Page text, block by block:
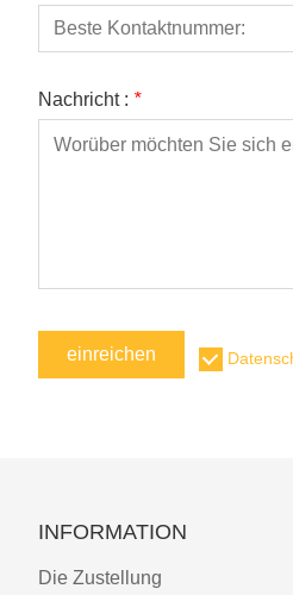
Nachricht : *
einreichen
INFORMATION
Die Zustellung